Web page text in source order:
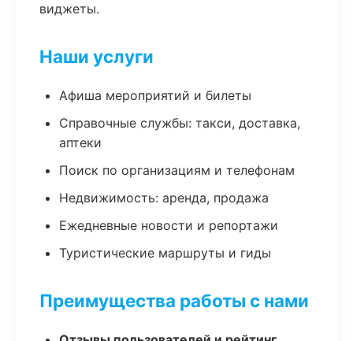
виджеты.
Наши услуги
Афиша мероприятий и билеты
Справочные службы: такси, доставка,
аптеки
Поиск по организациям и телефонам
Недвижимость: аренда, продажа
Ежедневные новости и репортажи
Туристические маршруты и гиды
Преимущества работы с нами